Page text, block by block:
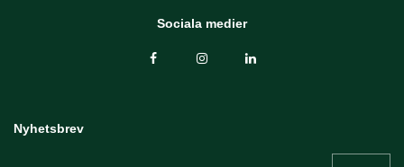
Sociala medier
Nyhetsbrev